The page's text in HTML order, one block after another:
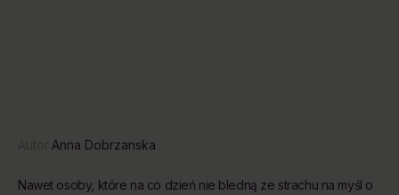
Anna Dobrzanska
Nawet osoby, które na co dzień nie bledną ze strachu na myśl o